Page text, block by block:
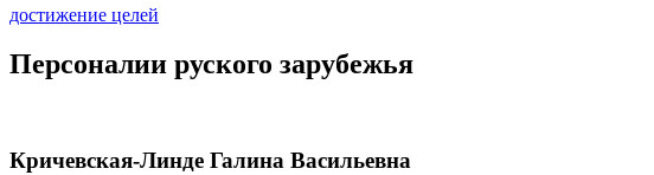
достижение целей
Персоналии руского зарубежья
Кричевская-Линде Галина Васильевна